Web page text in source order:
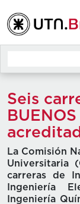
Seis
La Comisión
Universitaria
carreras de
Ingeniería
Ingeniería